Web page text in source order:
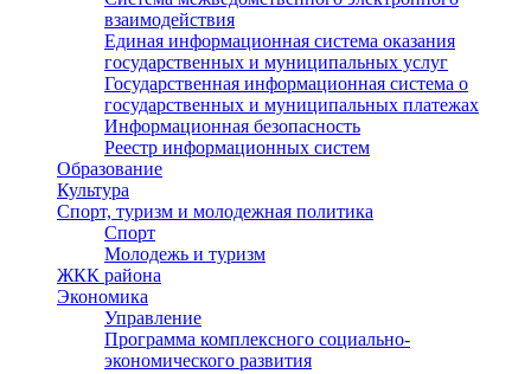
взаимодействия
Единая информационная система оказания
государственных и муниципальных услуг
Государственная информационная система о
государственных и муниципальных платежах
Информационная безопасность
Реестр информационных систем
Образование
Культура
Спорт, туризм и молодежная политика
Спорт
Молодежь и туризм
ЖКК района
Экономика
Управление
Программа комплексного социально-
экономического развития